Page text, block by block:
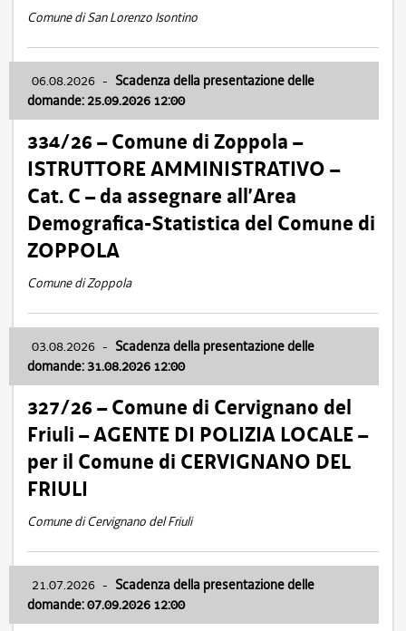
Comune di San Lorenzo Isontino
06.08.2026 - Scadenza della presentazione delle
domande: 25.09.2026 12:00
334/26 – Comune di Zoppola –
ISTRUTTORE AMMINISTRATIVO –
Cat. C – da assegnare all’Area
Demografica-Statistica del Comune di
ZOPPOLA
Comune di Zoppola
03.08.2026 - Scadenza della presentazione delle
domande: 31.08.2026 12:00
327/26 – Comune di Cervignano del
Friuli – AGENTE DI POLIZIA LOCALE –
per il Comune di CERVIGNANO DEL
FRIULI
Comune di Cervignano del Friuli
21.07.2026 - Scadenza della presentazione delle
domande: 07.09.2026 12:00